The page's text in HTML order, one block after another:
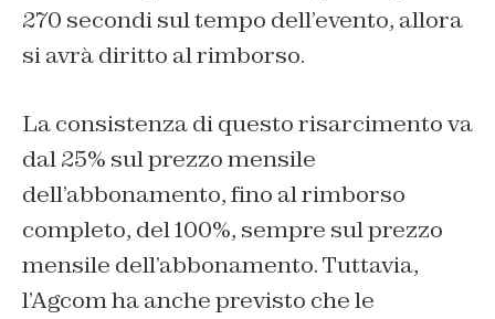
270 secondi sul tempo dell’evento, allora
si avrà diritto al rimborso.
La consistenza di questo risarcimento va
dal 25% sul prezzo mensile
dell’abbonamento, fino al rimborso
completo, del 100%, sempre sul prezzo
mensile dell’abbonamento. Tuttavia,
l’Agcom ha anche previsto che le